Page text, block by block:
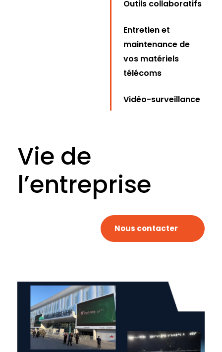
Outils collaboratifs
Entretien et
maintenance de
vos matériels
télécoms
Vidéo-surveillance
Vie de
l’entreprise
Nous contacter